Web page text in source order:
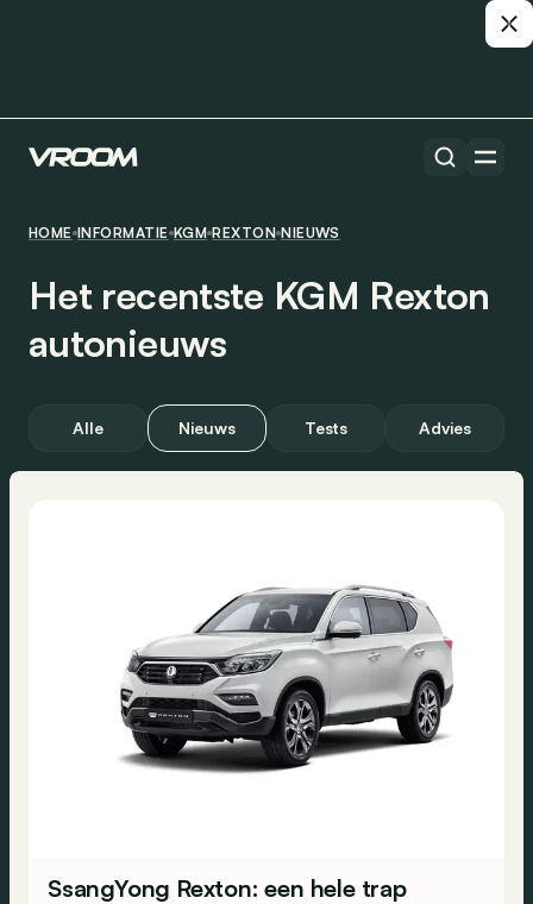
HOME INFORMATIE KGM REXTON NIEUWS
Het recentste KGM Rexton
autonieuws
Alle Nieuws Tests Advies
SsangYong Rexton: een hele trap